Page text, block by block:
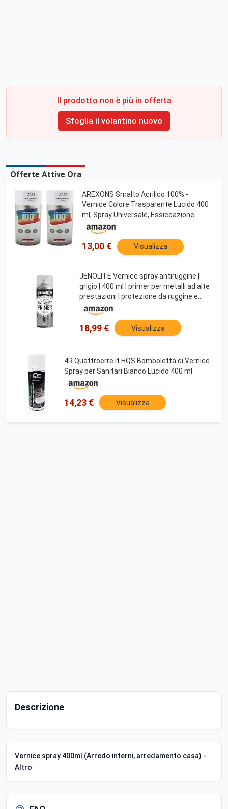
Il prodotto non è più in offerta
Sfoglia il volantino nuovo
Offerte Attive Ora
AREXONS Smalto Acrilico 100% -
Vernice Colore Trasparente Lucido 400
ml, Spray Universale, Essiccazione
Rapida, Bomboletta Spray, Uso Facile
13,00 € Visualizza
JENOLITE Vernice spray antiruggine |
grigio | 400 ml | primer per metalli ad alte
prestazioni | protezione da ruggine e
corrosione | vernice primer per auto,
radiatori, mobili da giardino e altro
18,99 € Visualizza
4R Quattroerre.it HQS Bomboletta di Vernice
Spray per Sanitari Bianco Lucido 400 ml
14,23 € Visualizza
Descrizione
Vernice spray 400ml (Arredo interni, arredamento casa) -
Altro